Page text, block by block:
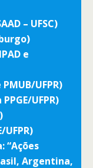
– UFSC)
e
UFPR)
UFPR)
“Ações
Argentina,